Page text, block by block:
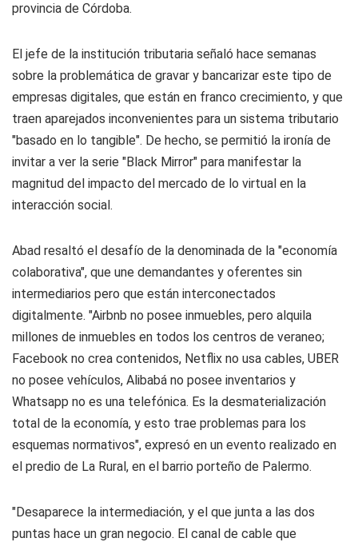
provincia de Córdoba.
El jefe de la institución tributaria señaló hace semanas
sobre la problemática de gravar y bancarizar este tipo de
empresas digitales, que están en franco crecimiento, y que
traen aparejados inconvenientes para un sistema tributario
"basado en lo tangible". De hecho, se permitió la ironía de
invitar a ver la serie "Black Mirror" para manifestar la
magnitud del impacto del mercado de lo virtual en la
interacción social.
Abad resaltó el desafío de la denominada de la "economía
colaborativa", que une demandantes y oferentes sin
intermediarios pero que están interconectados
digitalmente. "Airbnb no posee inmuebles, pero alquila
millones de inmuebles en todos los centros de veraneo;
Facebook no crea contenidos, Netflix no usa cables, UBER
no posee vehículos, Alibabá no posee inventarios y
Whatsapp no es una telefónica. Es la desmaterialización
total de la economía, y esto trae problemas para los
esquemas normativos", expresó en un evento realizado en
el predio de La Rural, en el barrio porteño de Palermo.
"Desaparece la intermediación, y el que junta a las dos
puntas hace un gran negocio. El canal de cable que